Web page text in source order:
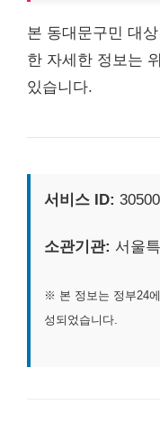
본 동대문구민 대
한 자세한 정보는
있습니다.
서비스 ID:
소관기관: 서울
※ 본 정보는 정부24
성되었습니다.